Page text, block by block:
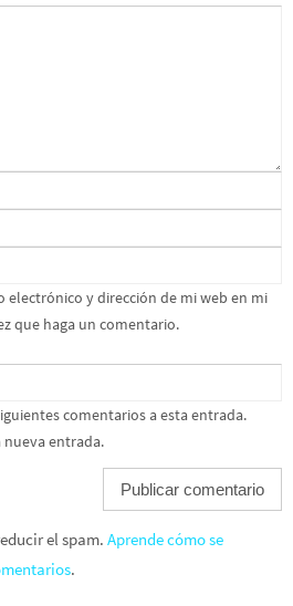
electrónico y dirección de mi web en mi
que haga un comentario.
comentarios a esta entrada.
nueva entrada.
el spam. Aprende cómo se
.